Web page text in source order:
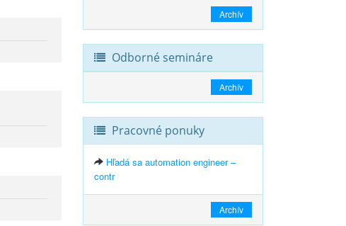
Archív
Odborné semináre
Archív
Pracovné ponuky
Hľadá sa automation engineer –
contr
Archív